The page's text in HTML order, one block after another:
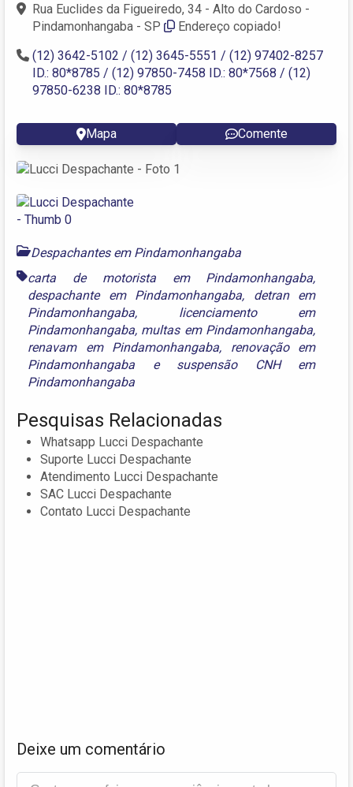
Rua Euclides da Figueiredo, 34 - Alto do Cardoso -
Pindamonhangaba - SP
Endereço copiado!
(12) 3642-5102 / (12) 3645-5551 / (12) 97402-8257
ID.: 80*8785 / (12) 97850-7458 ID.: 80*7568 / (12)
97850-6238 ID.: 80*8785
Mapa Comente
Despachantes em Pindamonhangaba
carta de motorista em Pindamonhangaba,
despachante em Pindamonhangaba, detran em
Pindamonhangaba, licenciamento em
Pindamonhangaba, multas em Pindamonhangaba,
renavam em Pindamonhangaba, renovação em
Pindamonhangaba e suspensão CNH em
Pindamonhangaba
Pesquisas Relacionadas
Whatsapp Lucci Despachante
Suporte Lucci Despachante
Atendimento Lucci Despachante
SAC Lucci Despachante
Contato Lucci Despachante
Deixe um comentário